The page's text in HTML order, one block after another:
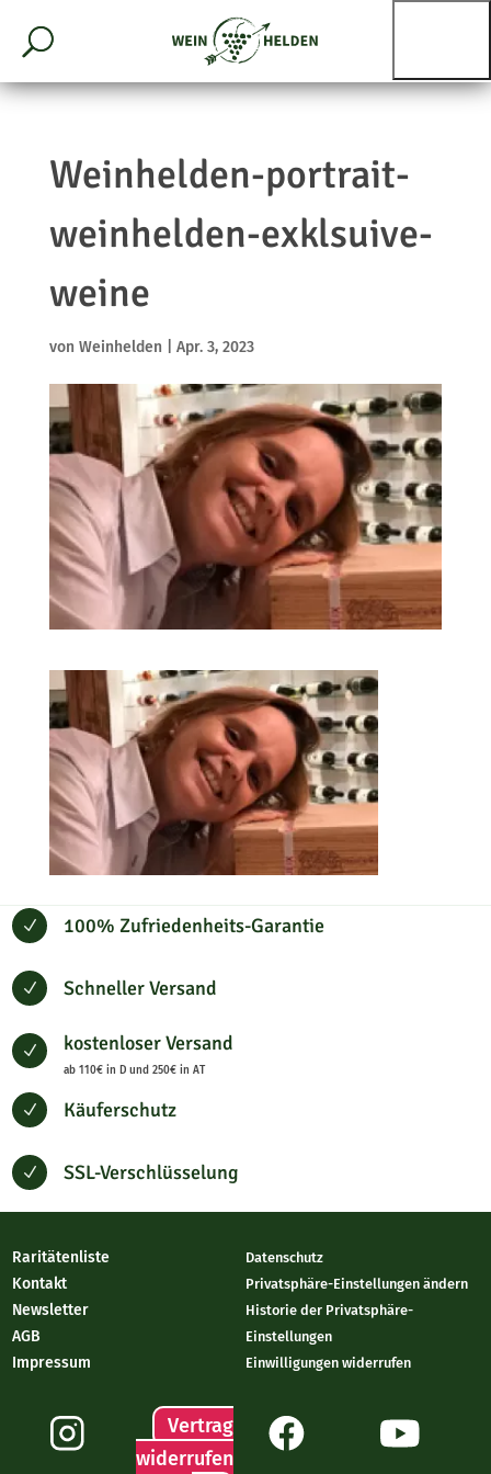
Weinhelden-portrait-
weinhelden-exklsuive-
weine
von Weinhelden Apr. 3, 2023
N 100% Zufriedenheits-Garantie
N Schneller Versand
N kostenloser Versand
ab 110€ in D und 250€ in AT
N Käuferschutz
N SSL-Verschlüsselung
Raritätenliste
Kontakt
Newsletter
AGB
Impressum
Datenschutz
Privatsphäre-Einstellungen ändern
Historie der Privatsphäre-
Einstellungen
Einwilligungen widerrufen
Vertrag
widerrufen